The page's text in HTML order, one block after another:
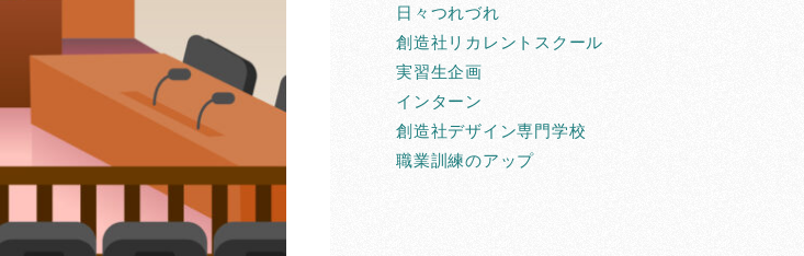
日々つれづれ
創造社リカレントスクール
実習生企画
インターン
創造社デザイン専門学校
職業訓練のアップ